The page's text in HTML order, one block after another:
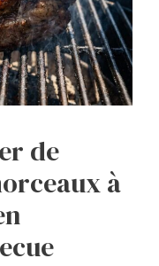
de
à